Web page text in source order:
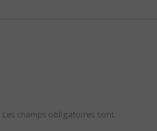
Les champs obligatoires sont